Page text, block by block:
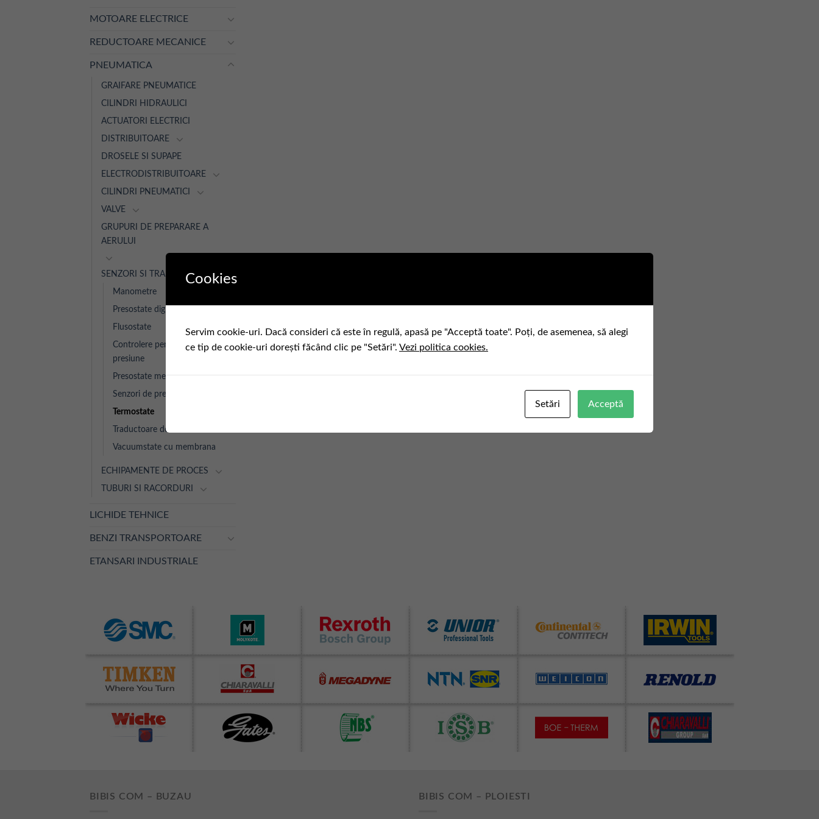
MOTOARE ELECTRICE
REDUCTOARE MECANICE
PNEUMATICA
GRAIFARE PNEUMATICE
CILINDRI HIDRAULICI
ACTUATORI ELECTRICI
DISTRIBUITOARE
DROSELE SI SUPAPE
ELECTRODISTRIBUITOARE
CILINDRI PNEUMATICI
VALVE
GRUPURI DE PREPARARE A
AERULUI
SENZORI SI TRADUCTOARE
Manometre
Presostate digitale
Flusostate
Controlere pentru senzori de
presiune
Presostate mecanice
Senzori de presiune
Termostate
Traductoare de debit
Vacuumstate cu membrana
ECHIPAMENTE DE PROCES
TUBURI SI RACORDURI
LICHIDE TEHNICE
BENZI TRANSPORTOARE
ETANSARI INDUSTRIALE
BIBIS COM – BUZAU BIBIS COM – PLOIESTI
Cookies
Servim cookie-uri. Dacă consideri că este în regulă, apasă pe "Acceptă toate". Poți, de asemenea, să alegi
ce tip de cookie-uri dorești făcând clic pe "Setări". Vezi politica cookies.
Setări Acceptă